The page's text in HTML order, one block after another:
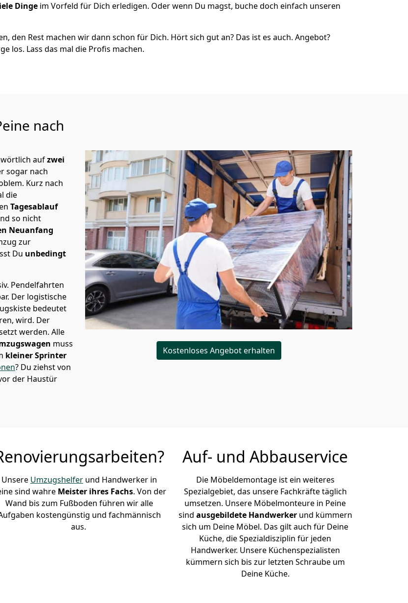
Dinge im Vorfeld für Dich erledigen. Oder wenn Du magst, buche doch einfach unseren
den Rest machen wir dann schon für Dich. Hört sich gut an? Das ist es auch. Angebot?
los. Lass das mal die Profis machen.
nach
aufzwei
sogar nach
Kurz nach
die
Tagesablauf
so nicht
Neuanfang
zur
Du unbedingt
Pendelfahrten
Der logistische
bedeutet
wird. Der
werden. Alle
muss
kleiner Sprinter
? Du ziehst von
der Haustür
Kostenloses Angebot erhalten
Unsere Umzugshelfer und Handwerker in
sind wahre Meister ihres Fachs. Von der
Wand bis zum Fußboden führen wir alle
kostengünstig und fachmännisch
aus.
Auf- und Abbauservice
Die Möbeldemontage ist ein weiteres
Spezialgebiet, das unsere Fachkräfte täglich
umsetzen. Unsere Möbelmonteure in Peine
sind ausgebildete Handwerker und kümmern
sich um Deine Möbel. Das gilt auch für Deine
Küche, die Spezialdisziplin für jeden
Handwerker. Unsere Küchenspezialisten
kümmern sich bis zur letzten Schraube um
Deine Küche.